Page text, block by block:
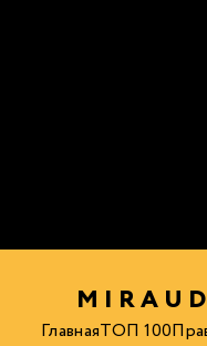
ГлавнаяТОП 100